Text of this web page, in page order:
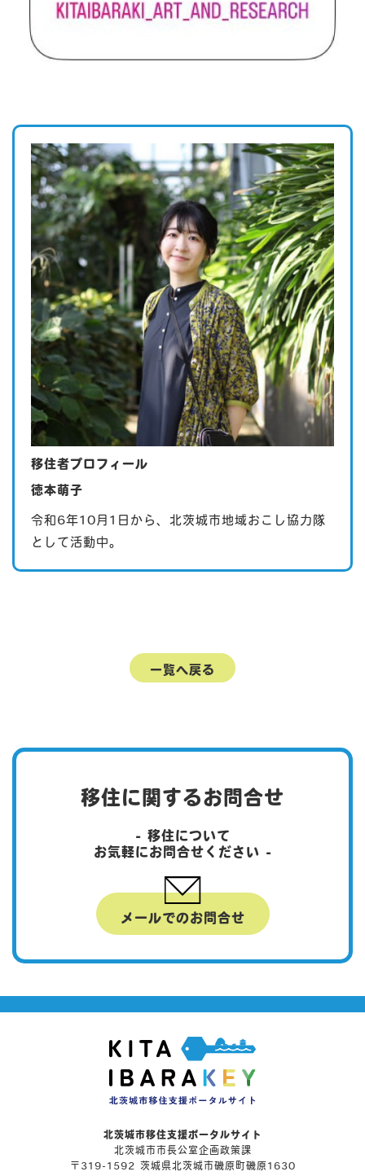
移住者プロフィール
徳本萌子
令和6年10月1日から、北茨城市地域おこし協力隊
として活動中。
一覧へ戻る
移住に関するお問合せ
- 移住について
お気軽にお問合せください -
メールでのお問合せ
北茨城市移住支援ポータルサイト
北茨城市市長公室企画政策課
〒319-1592 茨城県北茨城市磯原町磯原1630